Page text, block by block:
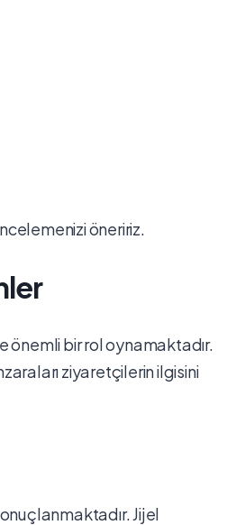
öneririz.
önemli bir rol oynamaktadır.
ziyaretçilerin ilgisini
Jijel